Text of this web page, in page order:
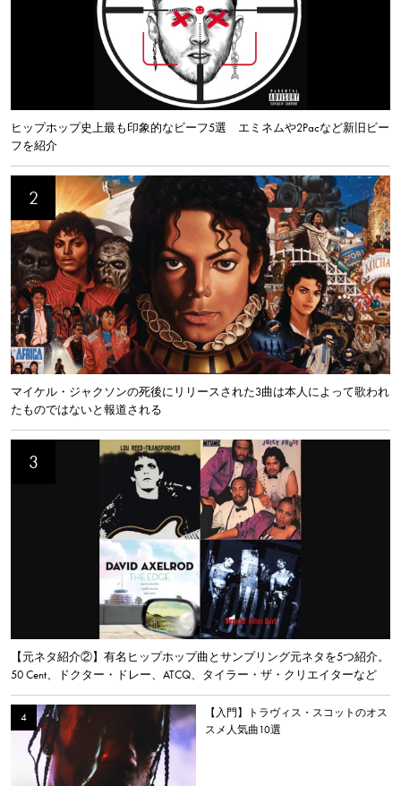
ヒップホップ史上最も印象的なビーフ5選 エミネムや2Pacなど新旧ビー
フを紹介
マイケル・ジャクソンの死後にリリースされた3曲は本人によって歌われ
たものではないと報道される
【元ネタ紹介②】有名ヒップホップ曲とサンプリング元ネタを5つ紹介。
50 Cent、ドクター・ドレー、ATCQ、タイラー・ザ・クリエイターなど
【入門】トラヴィス・スコットのオス
スメ人気曲10選